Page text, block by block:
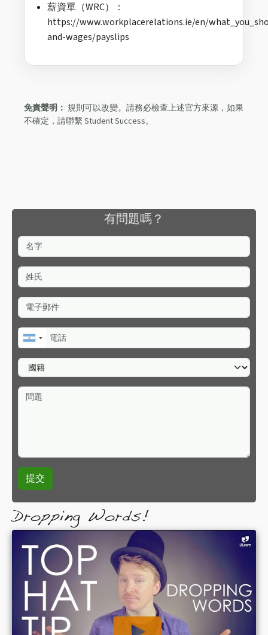
薪資單（WRC）：
https://www.workplacerelations.ie/en/
and-wages/payslips
免責聲明： 規則可以改變。請務必檢查上述官方來源，如果
不確定，請聯繫 Student Success。
有問題嗎？
名字
姓氏
電子郵件
電話
國籍
問題
Dropping Words!